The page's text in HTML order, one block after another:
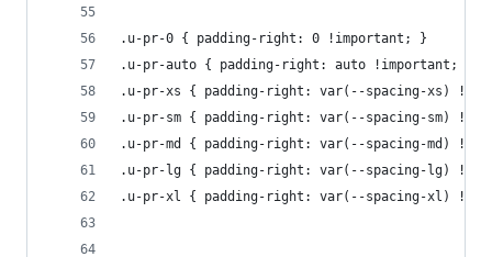
.u-pr-0 { padding-right: 0 !important; }
.u-pr-auto { padding-right: auto !important; }
.u-pr-xs { padding-right: var(--spacing-xs)
.u-pr-sm { padding-right: var(--spacing-sm)
.u-pr-md { padding-right: var(--spacing-md)
.u-pr-lg { padding-right: var(--spacing-lg)
.u-pr-xl { padding-right: var(--spacing-xl)